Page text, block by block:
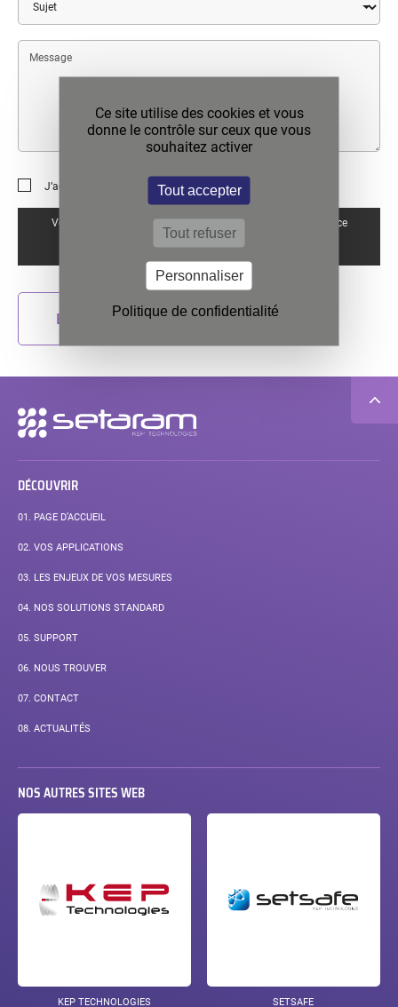
J’accepte la politique de confidentialité.
Vous devez autoriser reCAPTCHA si vous souhaitez utiliser ce
ENVOYER
Navigation
secondaire
DÉCOUVRIR
01. PAGE D’ACCUEIL
02. VOS APPLICATIONS
03. LES ENJEUX DE VOS MESURES
04. NOS SOLUTIONS STANDARD
05. SUPPORT
06. NOUS TROUVER
07. PAGE
CONTACT
08. ACTUALITÉS
NOS AUTRES SITES WEB
KEP TECHNOLOGIES SETSAFE
Ce site utilise des cookies et vous
donne le contrôle sur ceux que vous
souhaitez activer
Tout accepter
Tout refuser
Personnaliser
Politique de confidentialité